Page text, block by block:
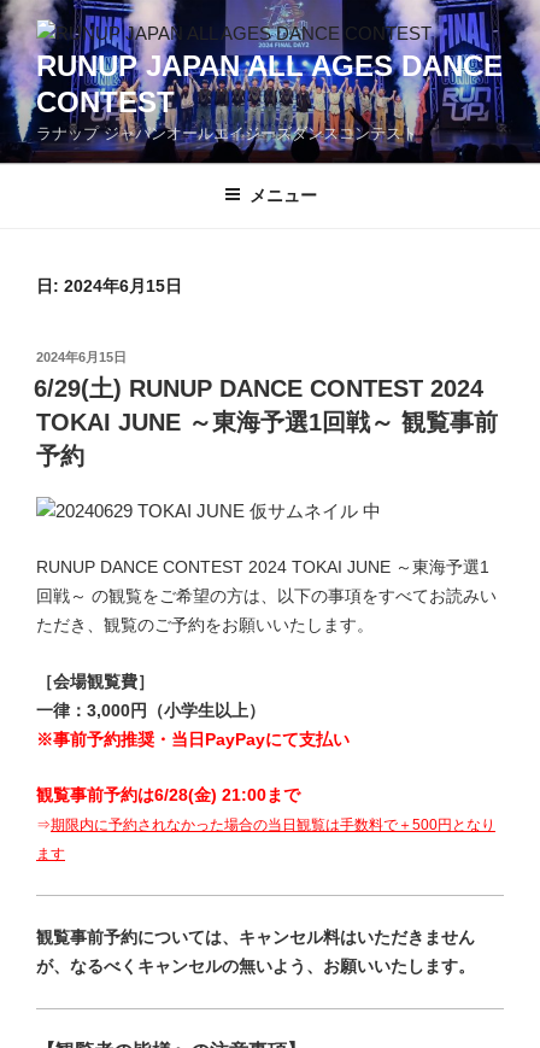
コ
ン
テ
ン
ツ
へ
RUNUP JAPAN ALL AGES DANCE
CONTEST
ラナップ ジャパンオールエイジーズダンスコンテスト
メニュー
日: 2024年6月15日
投
稿
日:
2024年6月15日
6/29(土) RUNUP DANCE CONTEST 2024
TOKAI JUNE ～東海予選1回戦～ 観覧事前
予約
RUNUP DANCE CONTEST 2024 TOKAI JUNE ～東海予選1
回戦～ の観覧をご希望の方は、以下の事項をすべてお読みい
ただき、観覧のご予約をお願いいたします。
［会場観覧費］
一律：3,000円（小学生以上）
※事前予約推奨・当日PayPayにて支払い
観覧事前予約は6/28(金) 21:00まで
⇒期限内に予約されなかった場合の当日観覧は手数料で＋500円 となり
ます
観覧事前予約については、キャンセル料はいただきません
が、なるべくキャンセルの無いよう、お願いいたします。